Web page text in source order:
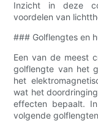
Inzicht in deze
voordelen van
### Golflengtes en
Een van de meest
golflengte van het
het
wat het
effecten bepaalt.
volgende